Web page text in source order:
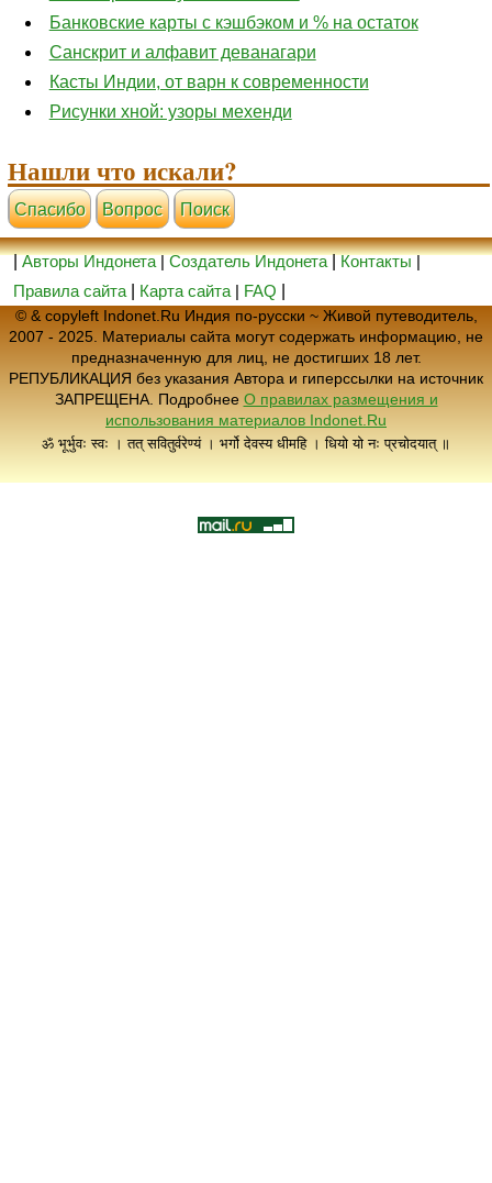
Банковские карты с кэшбэком и % на остаток
Санскрит и алфавит деванагари
Касты Индии, от варн к современности
Рисунки хной: узоры мехенди
Нашли что искали?
Cпасибо Вопрос Поиск
|Авторы Индонета|Создатель Индонета|Контакты|
Правила сайта
Карта сайта | FAQ
© & copyleft Indonet.Ru Индия по-русски ~ Живой путеводитель,
2007 - 2025. Материалы сайта могут содержать информацию, не
предназначенную для лиц, не достигших 18 лет.
РЕПУБЛИКАЦИЯ без указания Автора и гиперссылки на источник
ЗАПРЕЩЕНА. Подробнее О правилах размещения и
использования материалов Indonet.Ru
ॐ भूर्भुवः स्वः । तत् सवितुर्वरेण्यं । भर्गो देवस्य धीमहि । धियो यो नः प्रचोदयात् ॥